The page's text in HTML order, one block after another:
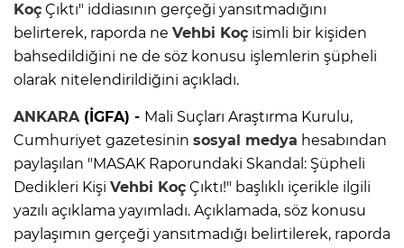
Koç Çıktı" iddiasının gerçeği yansıtmadığını
belirterek, raporda ne Vehbi Koç isimli bir kişiden
bahsedildiğini ne de söz konusu işlemlerin şüpheli
olarak nitelendirildiğini açıkladı.
ANKARA(İGFA) - Mali Suçları Araştırma Kurulu,
Cumhuriyet gazetesinin sosyal medya hesabından
paylaşılan "MASAK Raporundaki Skandal: Şüpheli
Dedikleri Kişi Vehbi Koç Çıktı!" başlıklı içerikle ilgili
yazılı açıklama yayımladı. Açıklamada, söz konusu
paylaşımın gerçeği yansıtmadığı belirtilerek, raporda